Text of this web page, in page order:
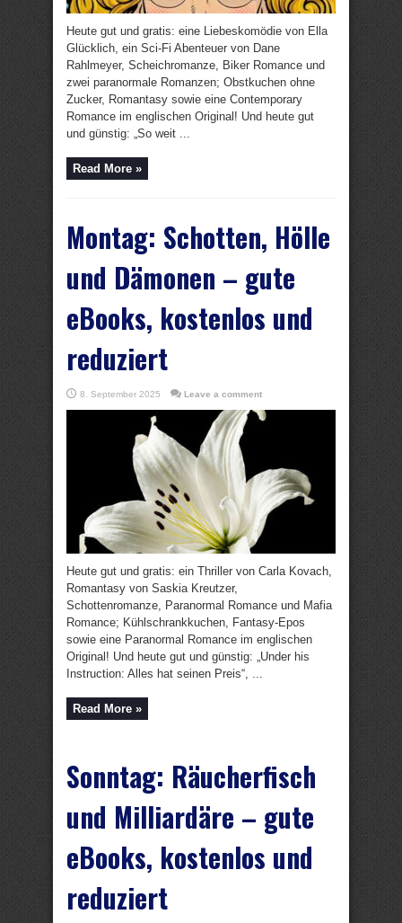
Heute gut und gratis: eine Liebeskomödie von Ella
Glücklich, ein Sci-Fi Abenteuer von Dane
Rahlmeyer, Scheichromanze, Biker Romance und
zwei paranormale Romanzen; Obstkuchen ohne
Zucker, Romantasy sowie eine Contemporary
Romance im englischen Original! Und heute gut
und günstig: „So weit ...
Read More »
Montag: Schotten, Hölle
und Dämonen – gute
eBooks, kostenlos und
reduziert
8. September 2025 Leave a comment
Heute gut und gratis: ein Thriller von Carla Kovach,
Romantasy von Saskia Kreutzer,
Schottenromanze, Paranormal Romance und Mafia
Romance; Kühlschrankkuchen, Fantasy-Epos
sowie eine Paranormal Romance im englischen
Original! Und heute gut und günstig: „Under his
Instruction: Alles hat seinen Preis“, ...
Read More »
Sonntag: Räucherfisch
und Milliardäre – gute
eBooks, kostenlos und
reduziert